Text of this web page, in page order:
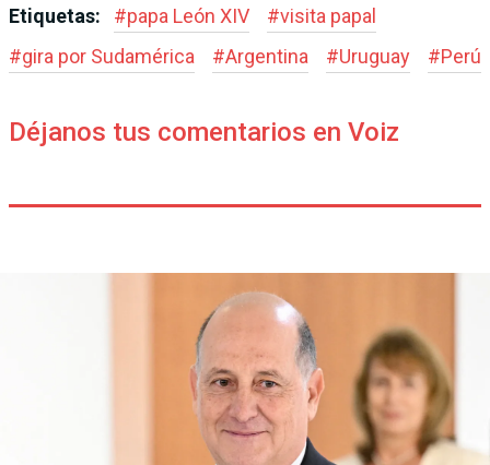
Etiquetas: #papa León XIV #visita papal
#gira por Sudamérica #Argentina #Uruguay #Perú
Déjanos tus comentarios en Voiz